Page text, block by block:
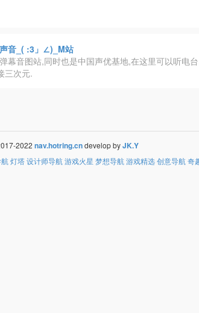
音_( :3」∠)_M站
幕音图站,同时也是中国声优基地,在这里可以听电
三次元.
2022 nav.hotring.cndevelop byJK.Y
灯塔设计师导航游戏火星 梦想导航游戏精选创意导航奇